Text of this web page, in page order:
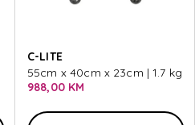
C-LITE
55cm x 40cm x 23cm | 1.7 kg
988,00 KM